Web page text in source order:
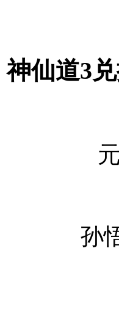
神仙道3
孙